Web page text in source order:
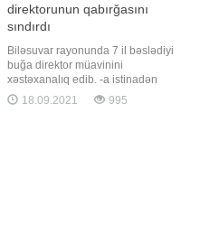
direktorunun qabırğasını
sındırdı
Biləsuvar rayonunda 7 il bəslədiyi
buğa direktor müavinini
xəstəxanalıq edib. -a istinadən
xəbər verir ki, hadisə rayonun Aşağı
Cürəli kəndində məktəb direktoru
18.09.2021 995